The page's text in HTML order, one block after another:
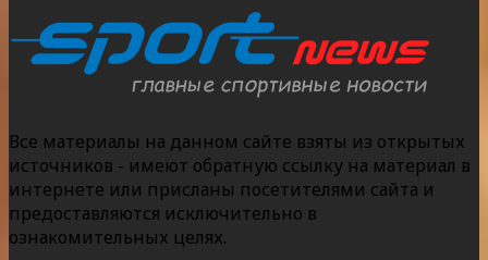
Все материалы на данном сайте взяты из открытых
источников - имеют обратную ссылку на материал в
интернете или присланы посетителями сайта и
предоставляются исключительно в
ознакомительных целях.